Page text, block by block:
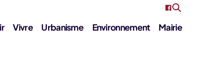
Vivre Urbanisme Environnement Mairie